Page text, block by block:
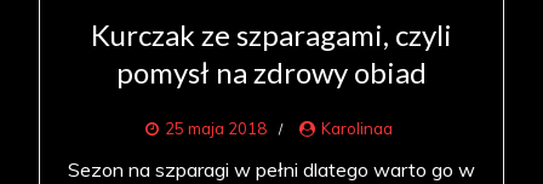
Kurczak ze szparagami, czyli
pomysł na zdrowy obiad
25 maja 2018 Karolinaa
Sezon na szparagi w pełni dlatego warto go w